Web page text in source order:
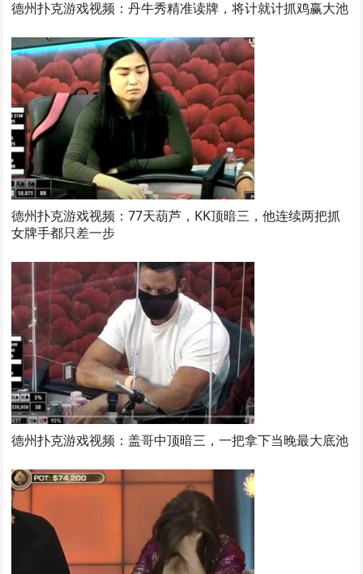
德州扑克游戏视频：丹牛秀精准读牌，将计就计抓鸡赢大池
德州扑克游戏视频：77天葫芦，KK顶暗三，他连续两把抓
女牌手都只差一步
德州扑克游戏视频：盖哥中顶暗三，一把拿下当晚最大底池